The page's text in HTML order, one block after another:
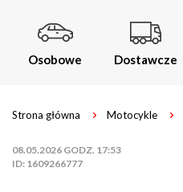
Osobowe Dostawcze
Strona główna Motocykle
08.05.2026 GODZ. 17:53
ID: 1609266777